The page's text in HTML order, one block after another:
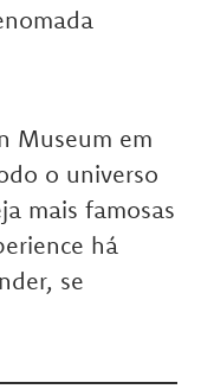
Museum em
o universo
mais famosas
há
se